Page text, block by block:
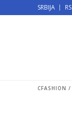
SRBIJA RS
CFASHION